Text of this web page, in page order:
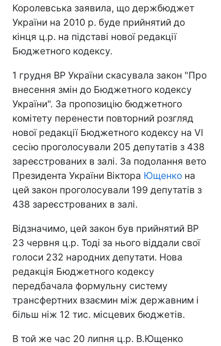
Королевська заявила, що держбюджет
України на 2010 р. буде прийнятий до
кінця ц.р. на підставі нової редакції
Бюджетного кодексу.
1 грудня ВР України скасувала закон "Про
внесення змін до Бюджетного кодексу
України". За пропозицію бюджетного
комітету перенести повторний розгляд
нової редакції Бюджетного кодексу на VI
сесію проголосували 205 депутатів з 438
зареєстрованих в залі. За подолання вето
Президента України Віктора Ющенко на
цей закон проголосували 199 депутатів з
438 зареєстрованих в залі.
Відзначимо, цей закон був прийнятий ВР
23 червня ц.р. Тоді за нього віддали свої
голоси 232 народних депутати. Нова
редакція Бюджетного кодексу
передбачала формульну систему
трансфертних взаємин між державним і
більш ніж 12 тис. місцевих бюджетів.
В той же час 20 липня ц.р. В.Ющенко